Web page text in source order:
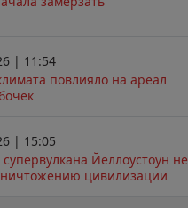
| 11:54
повлияло на ареал
| 15:05
Йеллоустоун не
цивилизации